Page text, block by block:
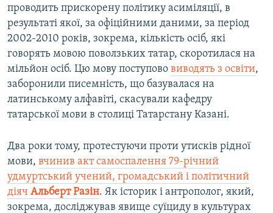
проводить прискорену політику асиміляції, в
результаті якої, за офіційними даними, за період
2002-2010 років, зокрема, кількість осіб, які
говорять мовою поволзьких татар, скоротилася на
мільйон осіб. Цю мову поступово виводять з освіти,
заборонили писемність, що базувалася на
латинському алфавіті, скасували кафедру
татарської мови в столиці Татарстану Казані.
Два роки тому, протестуючи проти утисків рідної
мови, вчинив акт самоспалення 79-річний
удмуртський учений, громадський і політичний
діяч Альберт Разін. Як історик і антрополог, який,
зокрема, досліджував явище суїциду в культурах